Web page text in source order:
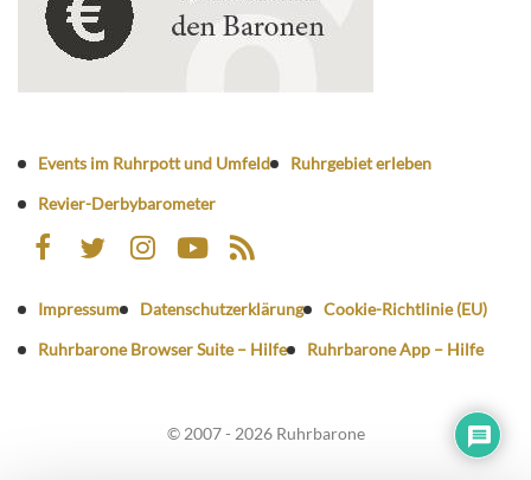
Events im Ruhrpott und Umfeld
Ruhrgebiet erleben
Revier-Derbybarometer
Impressum Datenschutzerklärung
Cookie-Richtlinie (EU)
Ruhrbarone Browser Suite – Hilfe
Ruhrbarone App – Hilfe
© 2007 - 2026 Ruhrbarone